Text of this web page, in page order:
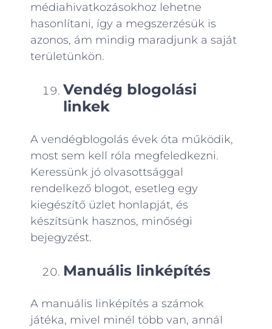
médiahivatkozásokhoz lehetne
hasonlítani, így a megszerzésük is
azonos, ám mindig maradjunk a saját
területünkön.
Vendég blogolási
linkek
A vendégblogolás évek óta működik,
most sem kell róla megfeledkezni.
Keressünk jó olvasottsággal
rendelkező blogot, esetleg egy
kiegészítő üzlet honlapját, és
készítsünk hasznos, minőségi
bejegyzést.
Manuális linképítés
A manuális linképítés a számok
játéka, mivel minél több van, annál